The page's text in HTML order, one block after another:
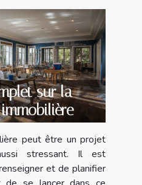
sur la
peut être un projet
stressant. Il est
et de planifier